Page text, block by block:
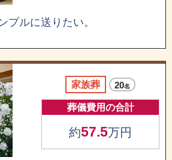
プルに送りたい。
家族葬 20名
葬儀費用の合計
約57.5万円